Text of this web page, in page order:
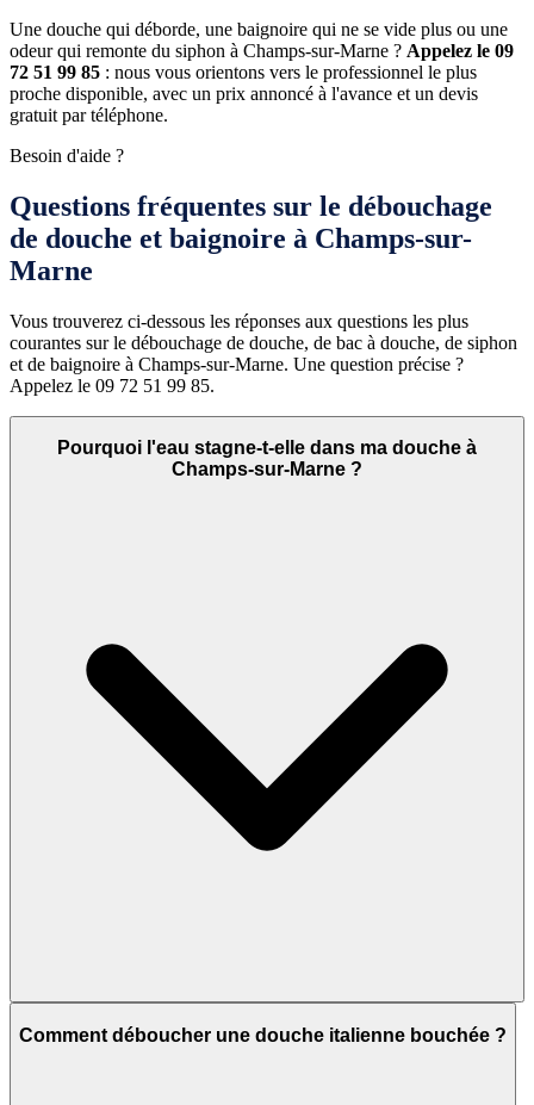
Une douche qui déborde, une baignoire qui ne se vide plus ou une
odeur qui remonte du siphon à Champs-sur-Marne ? Appelez le 09
72 51 99 85 : nous vous orientons vers le professionnel le plus
proche disponible, avec un prix annoncé à l'avance et un devis
gratuit par téléphone.
Besoin d'aide ?
Questions fréquentes sur le débouchage
de douche et baignoire à Champs-sur-
Marne
Vous trouverez ci-dessous les réponses aux questions les plus
courantes sur le débouchage de douche, de bac à douche, de siphon
et de baignoire à Champs-sur-Marne. Une question précise ?
Appelez le 09 72 51 99 85.
Pourquoi l'eau stagne-t-elle dans ma douche à
Champs-sur-Marne ?
Comment déboucher une douche italienne bouchée ?